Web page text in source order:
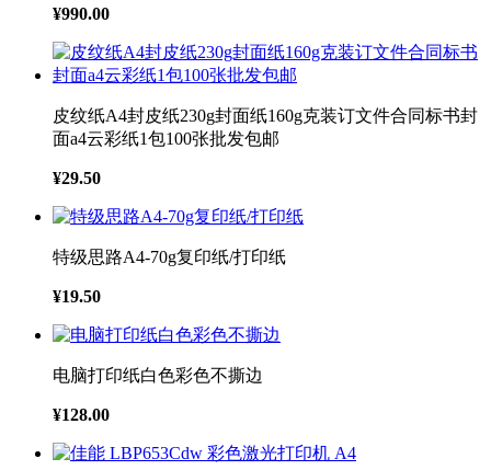
¥990.00
皮纹纸A4封皮纸230g封面纸160g克装订文件合同标书封
面a4云彩纸1包100张批发包邮
¥29.50
特级思路A4-70g复印纸/打印纸
¥19.50
电脑打印纸白色彩色不撕边
¥128.00